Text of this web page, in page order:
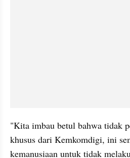
"Kita imbau betul bahwa tidak
khusus dari Kemkomdigi, ini
kemanusiaan untuk tidak